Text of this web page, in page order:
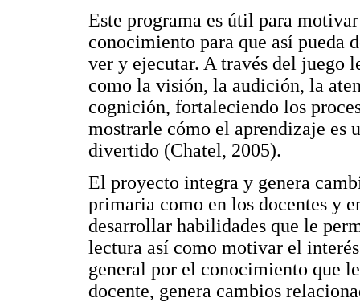
Este programa es útil para
conocimiento para que así pueda
ver y ejecutar. A través del juego
como la visión, la audición, la
cognición, fortaleciendo los
mostrarle cómo el aprendizaje es
divertido (Chatel, 2005).
El proyecto integra y genera
primaria como en los docentes y
desarrollar habilidades que le
lectura así como motivar el
general por el conocimiento que
docente, genera cambios